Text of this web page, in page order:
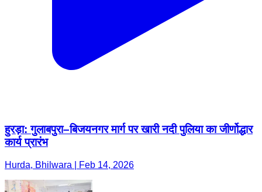
हुरड़ा: गुलाबपुरा–बिजयनगर मार्ग पर खारी नदी पुलिया का जीर्णोद्धार
कार्य प्रारंभ
Hurda, Bhilwara | Feb 14, 2026